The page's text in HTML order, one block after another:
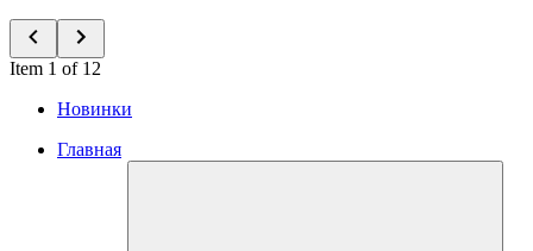
Item 1 of 12
Новинки
Главная